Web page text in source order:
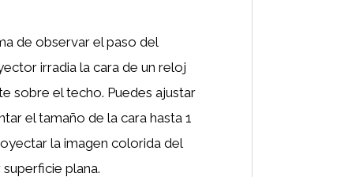
de observar el paso del
irradia la cara de un reloj
sobre el techo. Puedes ajustar
el tamaño de la cara hasta 1
la imagen colorida del
plana.